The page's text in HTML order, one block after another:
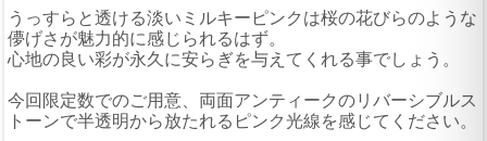
うっすらと透ける淡いミルキーピンクは桜の花びらのような
儚げさが魅力的に感じられるはず。
心地の良い彩が永久に安らぎを与えてくれる事でしょう。
今回限定数でのご用意、両面アンティークのリバーシブルス
トーンで半透明から放たれるピンク光線を感じてください。